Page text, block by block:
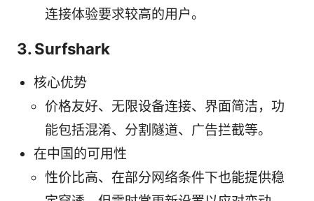
连接体验要求较高的用户。
3. Surfshark
核心优势
价格友好、无限设备连接、界面简洁，功
能包括混淆、分割隧道、广告拦截等。
在中国的可用性
性价比高、在部分网络条件下也能提供稳